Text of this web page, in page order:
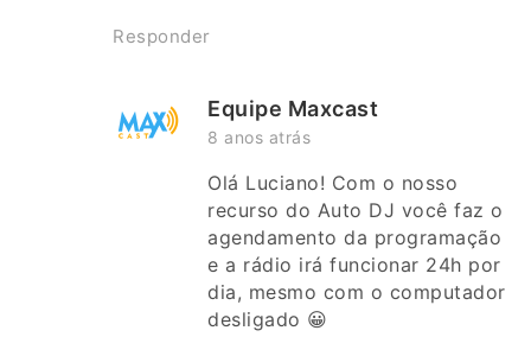
Responder
Equipe Maxcast
8 anos atrás
Olá Luciano! Com o nosso
recurso do Auto DJ você faz o
agendamento da programação
e a rádio irá funcionar 24h por
dia, mesmo com o computador
desligado 😀